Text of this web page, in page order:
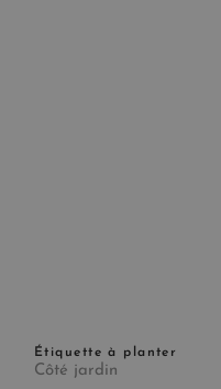
Étiquette à planter
Côté jardin